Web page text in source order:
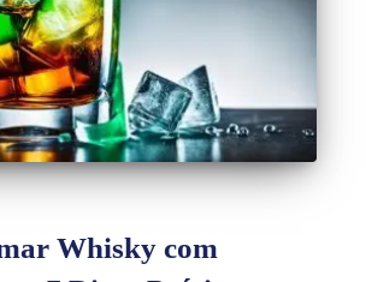
Whisky com